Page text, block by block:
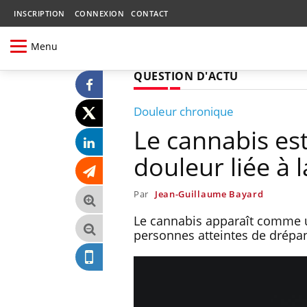
INSCRIPTION CONNEXION CONTACT
Menu
QUESTION D'ACTU
Douleur chronique
Le cannabis
douleur liée à
Par Jean-Guillaume Bayard
Le cannabis apparaît
personnes atteintes de